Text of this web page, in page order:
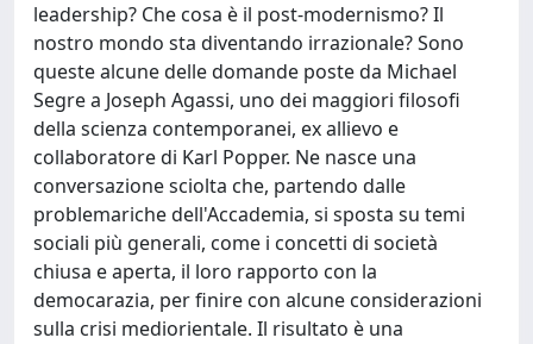
leadership? Che cosa è il post-modernismo? Il
nostro mondo sta diventando irrazionale? Sono
queste alcune delle domande poste da Michael
Segre a Joseph Agassi, uno dei maggiori filosofi
della scienza contemporanei, ex allievo e
collaboratore di Karl Popper. Ne nasce una
conversazione sciolta che, partendo dalle
problemariche dell'Accademia, si sposta su temi
sociali più generali, come i concetti di società
chiusa e aperta, il loro rapporto con la
democarazia, per finire con alcune considerazioni
sulla crisi mediorientale. Il risultato è una